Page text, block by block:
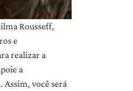
Rousseff,
e
realizar a
a
Assim, você será